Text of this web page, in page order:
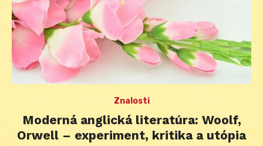
Znalosti
Moderná anglická literatúra: Woolf,
Orwell – experiment, kritika a utópia